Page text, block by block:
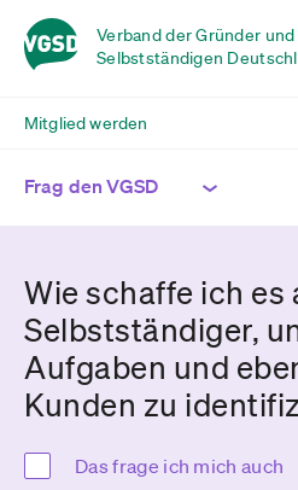
Verband der Gründer und
Selbstständigen
Mitglied werden
Frag den VGSD
Wie schaffe ich es
Selbstständiger,
Aufgaben und
Kunden zu
Das frage ich mich auch